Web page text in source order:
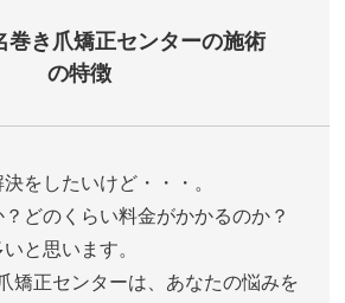
巻き爪矯正センターの施術
の特徴
をしたいけど・・・。
どのくらい料金がかかるのか？
と思います。
矯正センターは、あなたの悩みを